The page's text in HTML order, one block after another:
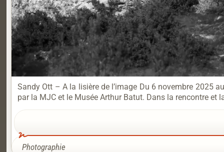
Sandy Ott – A la lisière de l’image Du 6 novembre 2025
par la MJC et le Musée Arthur Batut. Dans la rencontre et
Photographie